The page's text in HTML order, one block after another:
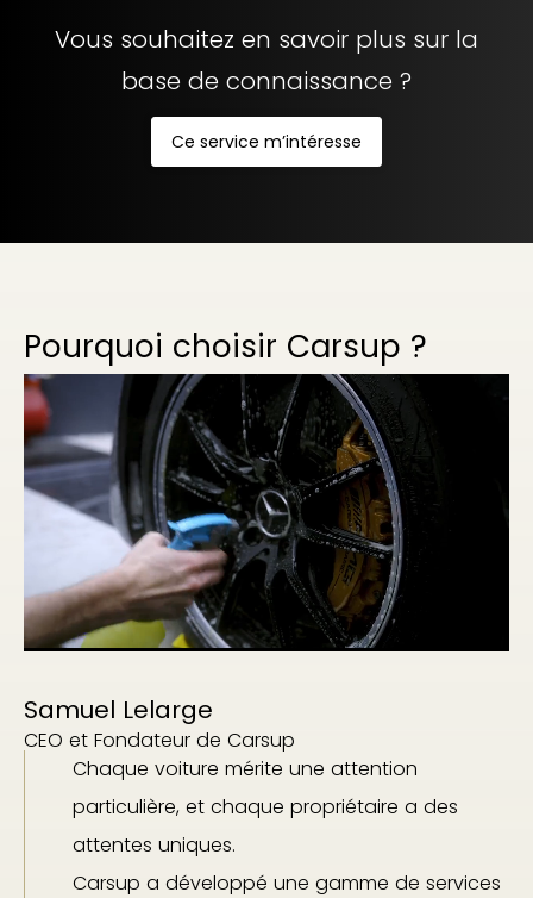
Vous souhaitez en savoir plus sur la
base de connaissance ?
Ce service m’intéresse
Pourquoi choisir Carsup ?
Samuel Lelarge
CEO et Fondateur de Carsup
Chaque voiture mérite une attention
particulière, et chaque propriétaire a des
attentes uniques.
Carsup a développé une gamme de services